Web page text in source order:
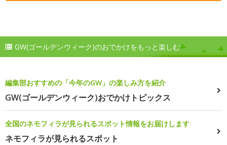
GW(ゴールデンウィーク)のおでかけをもっと楽しむ
編集部おすすめの「今年のGW」の楽しみ方を紹介
GW(ゴールデンウィーク)おでかけトピックス
全国のネモフィラが見られるスポット情報をお届けします
ネモフィラが見られるスポット